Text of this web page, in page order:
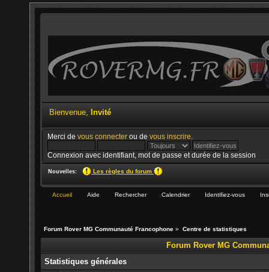
Bienvenue, Invité
Merci devous connecter ou devous inscrire
Connexion avec identifiant, mot de passe et durée de la session
Nouvelles: Les règles du forum
Accueil Aide Rechercher Calendrier Identifiez-vous
Forum Rover MG Communauté Francophone » Centre de statistiques
Forum Rover MG
Statistiques générales